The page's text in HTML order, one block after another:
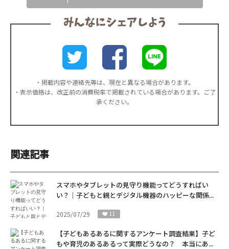
・掲載内容や連絡先等は、現在と異なる場合があります。
・表示価格は、改正前の消費税率で掲載されている場合があります。ご了
承ください。
関連記事
スマホやタブレットの見守り機能ってどうすればい
い？｜子どもと親とデジタル機器のハッピーな関係...
2025/07/29 11
【子どもあるあるに関するアンケート調査結果】子ど
もや育児のあるあるって実際どうなの？ 本当にあ...